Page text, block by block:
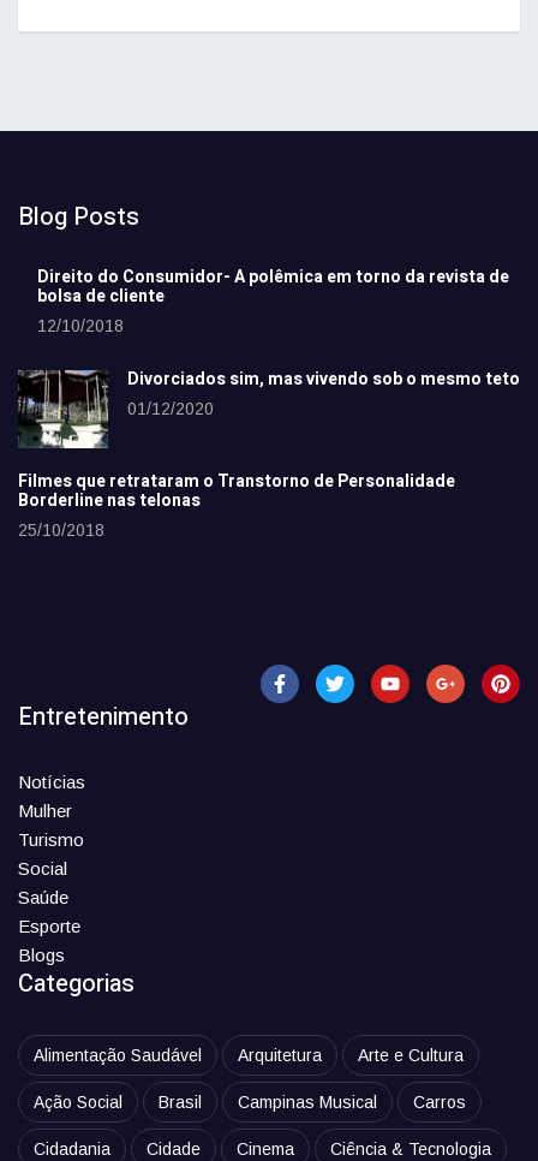
Blog Posts
Direito do Consumidor- A polêmica em torno da revista de
bolsa de cliente
12/10/2018
Divorciados sim, mas vivendo sob o mesmo teto
01/12/2020
Filmes que retrataram o Transtorno de Personalidade
Borderline nas telonas
25/10/2018
Entretenimento
Notícias
Mulher
Turismo
Social
Saúde
Esporte
Blogs
Categorias
Alimentação Saudável Arquitetura Arte e Cultura
Ação Social Brasil Campinas Musical Carros
Cidadania Cidade Cinema Ciência & Tecnologia